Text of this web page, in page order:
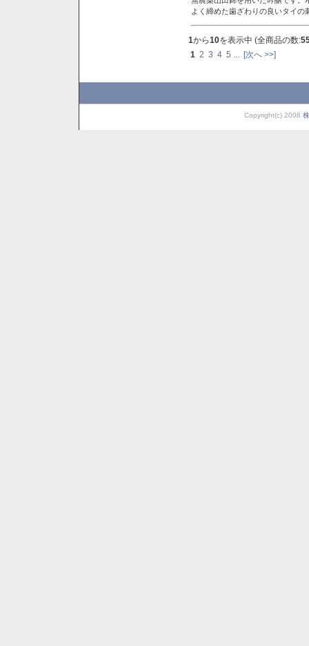
よく締めた歯ざわりの良いタイ
1から10を表示中 (全商品の数:
1 2 3 4 5 [次へ >>]
Copyright(c) 2008